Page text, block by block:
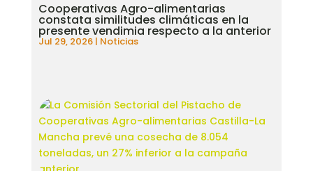
Cooperativas Agro-alimentarias
constata similitudes climáticas en la
presente vendimia respecto a la anterior
Jul 29, 2026| Noticias